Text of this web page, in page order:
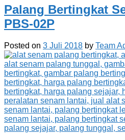
Palang Bertingkat
PBS-02P
Posted on 3 Juli 2018 by Team